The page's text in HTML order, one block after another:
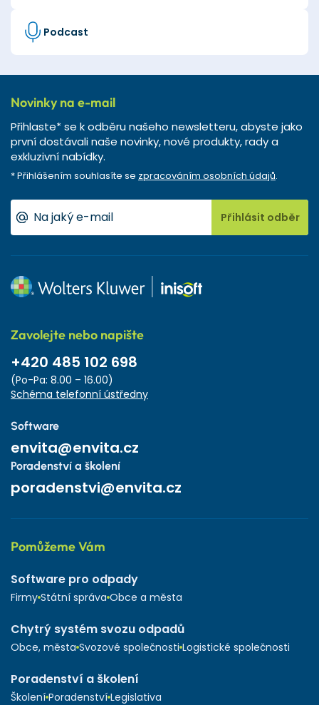
Podcast
Novinky na e-mail
Přihlaste* se k odběru našeho newsletteru, abyste jako
první dostávali naše novinky, nové produkty, rady a
exkluzivní nabídky.
* Přihlášením souhlasíte se zpracováním osobních údajů.
Přihlásit odběr
Zavolejte nebo napište
+420 485 102 698
(Po-Pa: 8.00 – 16.00)
Schéma telefonní ústředny
Software
envita@envita.cz
Poradenství a školení
poradenstvi@envita.cz
Pomůžeme Vám
Software pro odpady
Firmy Státní správa Obce a města
Chytrý systém svozu odpadů
Obce, města Svozové společnosti Logistické společnosti
Poradenství a školení
Školení Poradenství Legislativa